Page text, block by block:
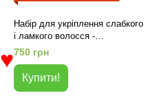
Набір для укріплення слабкого
і ламкого волосся -
КЕШАРАЙЯ
750 грн
Купити!
♥